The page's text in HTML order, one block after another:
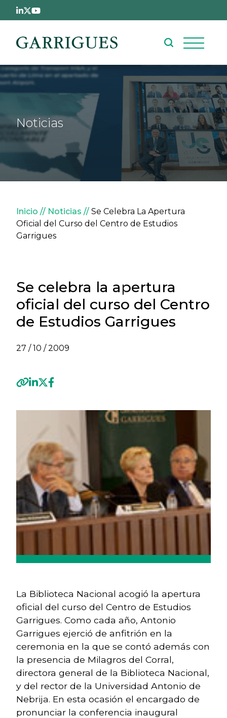
Pasar al contenido principal
Noticias
Sobrescribir enlaces de
Inicio Noticias
Se Celebra La Apertura
Oficial del Curso del Centro de Estudios
Garrigues
Se celebra la apertura
oficial del curso del Centro
de Estudios Garrigues
27 / 10 / 2009
La Biblioteca Nacional acogió la apertura
oficial del curso del Centro de Estudios
Garrigues. Como cada año, Antonio
Garrigues ejerció de anfitrión en la
ceremonia en la que se contó además con
la presencia de Milagros del Corral,
directora general de la Biblioteca Nacional,
y del rector de la Universidad Antonio de
Nebrija. En esta ocasión el encargado de
pronunciar la conferencia inaugural